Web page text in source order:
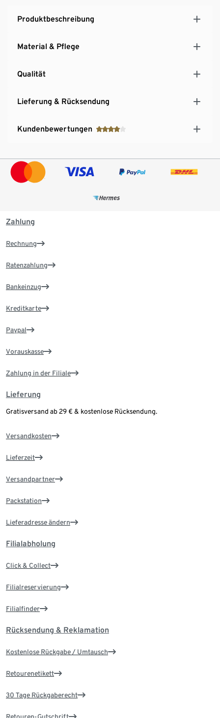
Länger geschnitten
Rippbündchen an den Ärmeln
Frontreißverschluss mit Kinnschutz
Produktbeschreibung
Material & Pflege
Qualität
Lieferung & Rücksendung
Kundenbewertungen
Zahlung
Rechnung
Ratenzahlung
Bankeinzug
Kreditkarte
Paypal
Vorauskasse
Zahlung in der Filiale
Lieferung
Gratisversand ab 29 € & kostenlose Rücksendung.
Versandkosten
Lieferzeit
Versandpartner
Packstation
Lieferadresse ändern
Filialabholung
Click & Collect
Filialreservierung
Filialfinder
Rücksendung & Reklamation
Kostenlose Rückgabe / Umtausch
Retourenetikett
30 Tage Rückgaberecht